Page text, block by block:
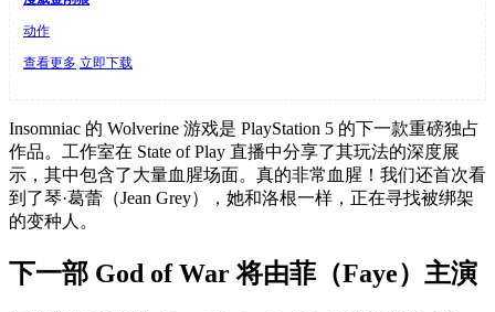
动作
查看更多 立即下载
Insomniac 的 Wolverine 游戏是 PlayStation 5 的下一款重磅独占
作品。工作室在 State of Play 直播中分享了其玩法的深度展
示，其中包含了大量血腥场面。真的非常血腥！我们还首次看
到了琴·葛蕾（Jean Grey），她和洛根一样，正在寻找被绑架
的变种人。
下一部 God of War 将由菲（Faye）主演